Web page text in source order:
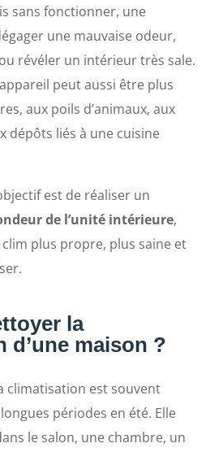
sans fonctionner, une
une mauvaise odeur,
révéler un intérieur très sale.
peut aussi être plus
aux poils d’animaux, aux
dépôts liés à une cuisine
est de réaliser un
de l’unité intérieure,
plus propre, plus saine et
la
d’une maison ?
climatisation est souvent
périodes en été. Elle
le salon, une chambre, un